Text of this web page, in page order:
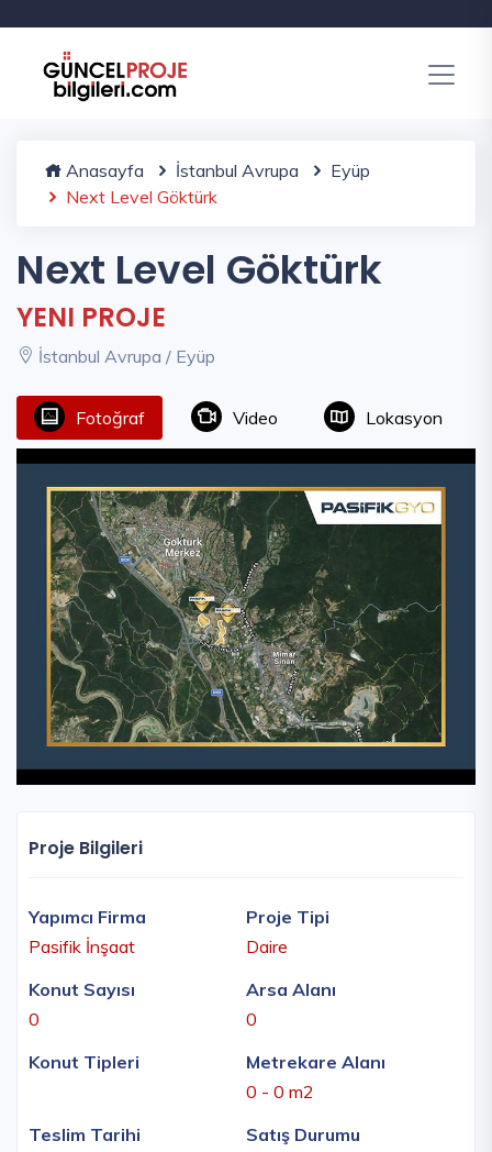
Anasayfa İstanbul Avrupa
Eyüp
Next Level Göktürk
Next Level Göktürk
YENI PROJE
İstanbul Avrupa / Eyüp
Fotoğraf Video Lokasyon
Proje Bilgileri
Yapımcı Firma
Pasifik İnşaat
Proje Tipi
Daire
Konut Sayısı
0
Arsa Alanı
0
Konut Tipleri
Metrekare Alanı
0 - 0 m2
Teslim Tarihi
Satış Durumu